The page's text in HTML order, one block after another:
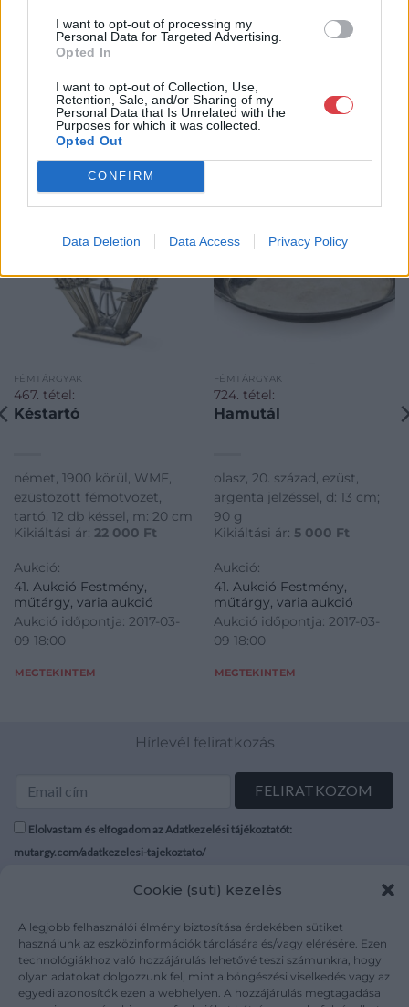
I want to opt-out of processing my
Personal Data for Targeted Advertising.
Opted In
I want to opt-out of Collection, Use,
Retention, Sale, and/or Sharing of my
Personal Data that Is Unrelated with the
Purposes for which it was collected.
Opted Out
CONFIRM
Data Deletion Data Access Privacy Policy
Cookie (süti) kezelés
A legjobb felhasználói élmény biztosítása érdekében sütiket
használunk az eszközinformációk tárolására és/vagy elérésére. Ezen
technológiákhoz való hozzájárulás lehetővé teszi számunkra, hogy
olyan adatokat dolgozzunk fel, mint a böngészési viselkedés vagy az
egyedi azonosítók ezen a webhelyen. A hozzájárulás megtagadása
KAPCSOLÓDÓ MŰTÁRGYAK
FÉMTÁRGYAK
467. tétel:
Késtartó
német, 1900 körül, WMF,
ezüstözött fémötvözet,
tartó, 12 db késsel, m: 20 cm
Kikiáltási ár: 22 000 Ft
Aukció:
41. Aukció Festmény,
műtárgy, varia aukció
Aukció időpontja: 2017-03-
09 18:00
MEGTEKINTEM
FÉMTÁRGYAK
724. tétel:
Hamutál
olasz, 20. század, ezüst,
argenta jelzéssel, d: 13 cm;
90 g
Kikiáltási ár: 5 000 Ft
Aukció:
41. Aukció Festmény,
műtárgy, varia aukció
Aukció időpontja: 2017-03-
09 18:00
MEGTEKINTEM
Hírlevél feliratkozás
Elolvastam és elfogadom az Adatkezelési tájékoztatót:
mutargy.com/adatkezelesi-tajekoztato/
Médiaajánlat
Karrier
Kapcsolat
Áraink
ÁSZF
Adatvédelem
Impresszum